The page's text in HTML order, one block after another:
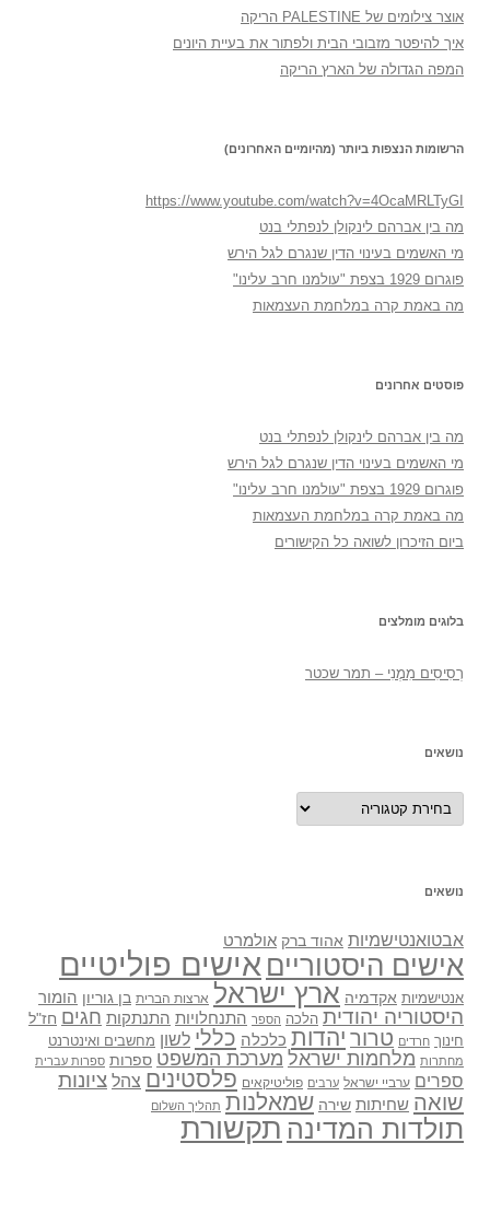
אוצר צילומים של PALESTINE הריקה
איך להיפטר מזבובי הבית ולפתור את בעיית היונים
המפה הגדולה של הארץ הריקה
הרשומות הנצפות ביותר (מהיומיים האחרונים)
https://www.youtube.com/watch?v=4OcaMRLTyGI
מה בין אברהם לינקולן לנפתלי בנט
מי האשמים בעינוי הדין שנגרם לגל הירש
פוגרום 1929 בצפת "עולמנו חרב עלינו"
מה באמת קרה במלחמת העצמאות
פוסטים אחרונים
מה בין אברהם לינקולן לנפתלי בנט
מי האשמים בעינוי הדין שנגרם לגל הירש
פוגרום 1929 בצפת "עולמנו חרב עלינו"
מה באמת קרה במלחמת העצמאות
ביום הזיכרון לשואה כל הקישורים
בלוגים מומלצים
רְסִיסִים מִמֶנִי – תמר שכטר
נושאים
נושאים
נושאים
אבטואנטישמיות אהוד ברק אולמרט
אישים היסטוריים אישים פוליטיים
אנטישמיות אקדמיה ארץ ישראל ארצות הברית בן גוריון הומור
היסטוריה יהודית הלכה הספר התנחלויות התנתקות חגים חז"ל
חינוך חרדים טרור יהדות כלכלה כללי לשון מחשבים ואינטרנט
מחתרות מלחמות ישראל מערכת המשפט ספרות ספרות עברית
ספרים ערביי ישראל ערבים פוליטיקאים פלסטינים צהל ציונות
שואה שחיתות שירה שמאלנות תהליך השלום
תולדות המדינה תקשורת